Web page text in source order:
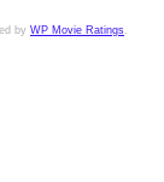
by WP Movie Ratings.